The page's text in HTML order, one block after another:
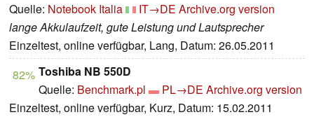
Quelle: Notebook Italia IT→DE Archive.org version
lange Akkulaufzeit, gute Leistung und Lautsprecher
Einzeltest, online verfügbar, Lang, Datum: 26.05.2011
82% Toshiba NB 550D
Quelle: Benchmark.pl PL→DE Archive.org version
Einzeltest, online verfügbar, Kurz, Datum: 15.02.2011